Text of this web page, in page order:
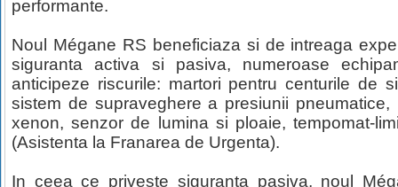
performante.
Noul Mégane RS beneficiaza si de intreaga
siguranta activa si pasiva, numeroase
anticipeze riscurile: martori pentru centurile de
sistem de supraveghere a presiunii pneumatice,
xenon, senzor de lumina si ploaie, tempomat-
(Asistenta la Franarea de Urgenta).
In ceea ce priveste siguranta pasiva, noul